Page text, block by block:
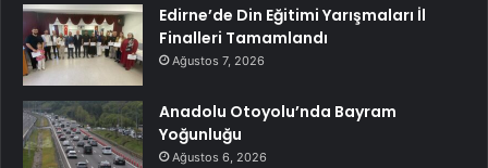
Edirne’de Din Eğitimi Yarışmaları İl
Finalleri Tamamlandı
Ağustos 7, 2026
Anadolu Otoyolu’nda Bayram
Yoğunluğu
Ağustos 6, 2026